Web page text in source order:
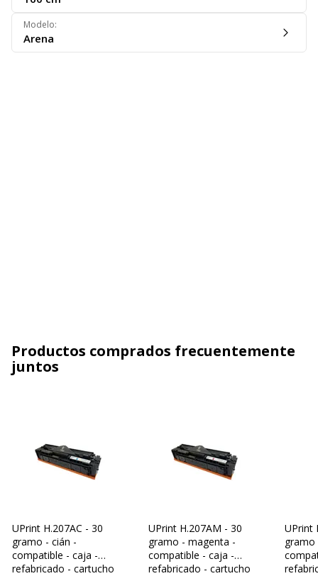
Modelo:
Arena
Productos comprados frecuentemente
juntos
UPrint H.207AC - 30
gramo - cián -
compatible - caja -
refabricado - cartucho
UPrint H.207AM - 30
gramo - magenta -
compatible - caja -
refabricado - cartucho
UPrint
gramo